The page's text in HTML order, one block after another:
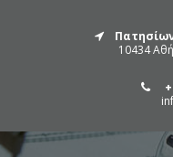
10434